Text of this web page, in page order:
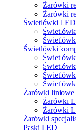
Żarówki
Żarówki
Świetlówki LED
Świetlówki
Żarówki
Żarówki
Żarówki
Żarówki
Paski LED